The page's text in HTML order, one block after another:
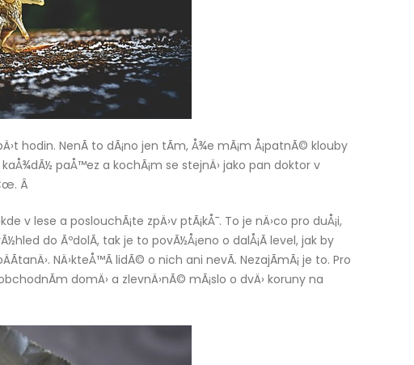
hodin. NenÃ­ to dÃ¡no jen tÃ­m, Å¾e mÃ¡m Å¡patnÃ© klouby
paÅ™ez a kochÃ¡m se stejnÄ› jako pan doktor v
Â
v lese a poslouchÃ¡te zpÄ›v ptÃ¡kÅ¯. To je nÄ›co pro duÅ¡i,
do ÃºdolÃ­, tak je to povÃ½Å¡eno o dalÅ¡Ã­ level, jak by
NÄ›kteÅ™Ã­ lidÃ© o nich ani nevÃ­. NezajÃ­mÃ¡ je to. Pro
domÄ› a zlevnÄ›nÃ© mÃ¡slo o dvÄ› koruny na